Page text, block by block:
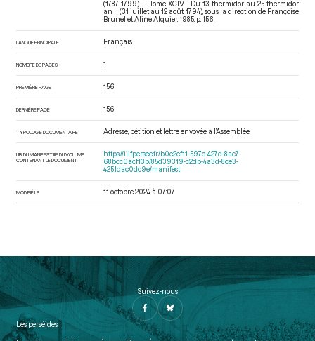
(1787-1799) — Tome XCIV - Du 13 thermidor au 25 thermidor
an II (31 juillet au 12 août 1794), sous la direction de Françoise
Brunel et Aline Alquier. 1985. p. 156.
LANGUE PRINCIPALE Français
NOMBRE DE PAGES 1
PREMIÈRE PAGE 156
DERNIÈRE PAGE 156
TYPOLOGIE DOCUMENTAIRE Adresse, pétition et lettre envoyée à l’Assemblée
URI DU MANIFEST IIIF DU VOLUME
CONTENANT LE DOCUMENT
https://iiif.persee.fr/b0e2cf11-597c-427d-8ac7-
68bcc0acf13b/85d39319-c2db-4a3d-8ce3-
4251dac0dc9e/manifest
MODIFIÉ LE 11 octobre 2024 à 07:07
Suivez-nous
Les perséides